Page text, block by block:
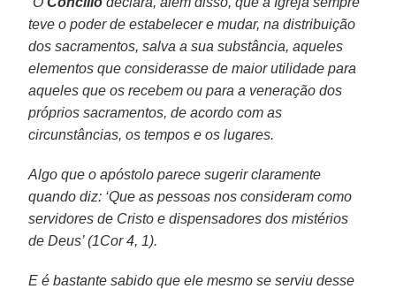
teve o poder de estabelecer e mudar, na distribuição
dos sacramentos, salva a sua substância, aqueles
elementos que considerasse de maior utilidade para
aqueles que os recebem ou para a veneração dos
próprios sacramentos, de acordo com as
circunstâncias, os tempos e os lugares.
Algo que o apóstolo parece sugerir claramente
quando diz: ‘Que as pessoas nos consideram como
servidores de Cristo e dispensadores dos mistérios
de Deus’ (1Cor 4, 1).
E é bastante sabido que ele mesmo se serviu desse